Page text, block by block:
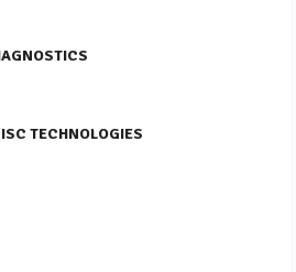
TECHNOLOGIES